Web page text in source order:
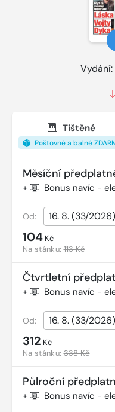
Vydání:
Tištěné
Poštovné a balné
Měsíční
+ Bonus navíc -
Od:
104 Kč
Na stánku:113 Kč
Čtvrtletní
+ Bonus navíc -
Od:
312 Kč
Na stánku:338 Kč
Půlroční
+ Bonus navíc -